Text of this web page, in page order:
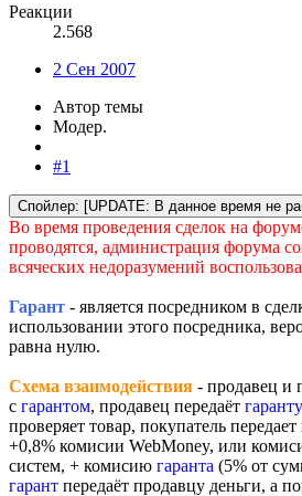
Реакции
2.568
2 Сен 2007
Автор темы
Модер.
#1
Спойлер: [UPDATE: В данное время не
Во время проведения сделок на
проводятся, администрация форума
всяческих недоразумений
Гарант - является посредником в
использовании этого посредника,
равна нулю.
Схема взаимодействия - продавец и
с гарантом, продавец передаёт гаранту
проверяет товар, покупатель передает
+0,8% комисии WebMoney, или
систем, + комисию гаранта (5% от
гарант передаёт продавцу деньги, а